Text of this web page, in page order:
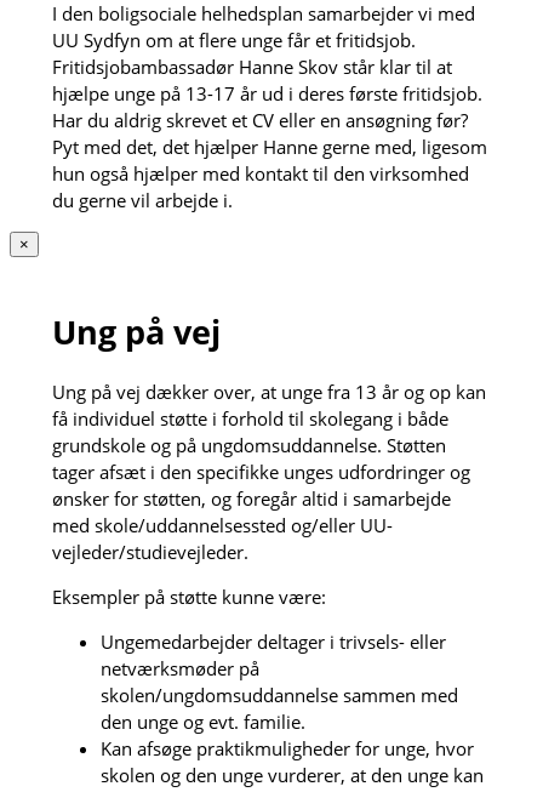
I den boligsociale helhedsplan samarbejder vi med
UU Sydfyn om at flere unge får et fritidsjob.
Fritidsjobambassadør Hanne Skov står klar til at
hjælpe unge på 13-17 år ud i deres første fritidsjob.
Har du aldrig skrevet et CV eller en ansøgning før?
Pyt med det, det hjælper Hanne gerne med, ligesom
hun også hjælper med kontakt til den virksomhed
du gerne vil arbejde i.
×
Ung på vej
Ung på vej dækker over, at unge fra 13 år og op kan
få individuel støtte i forhold til skolegang i både
grundskole og på ungdomsuddannelse. Støtten
tager afsæt i den specifikke unges udfordringer og
ønsker for støtten, og foregår altid i samarbejde
med skole/uddannelsessted og/eller UU-
vejleder/studievejleder.
Eksempler på støtte kunne være:
Ungemedarbejder deltager i trivsels- eller
netværksmøder på
skolen/ungdomsuddannelse sammen med
den unge og evt. familie.
Kan afsøge praktikmuligheder for unge, hvor
skolen og den unge vurderer, at den unge kan